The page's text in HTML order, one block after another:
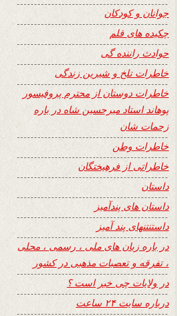
جوانان و کودکان
چکیده های قلم
حوادث راننده گی
خاطرات تلخ و شیرین زندگی
خاطرات دوستان از محترم پروفیسور
پوهاند استاد میرحسین شاه در باره
زحمات شان
خاطرات وطن
خاطراتی از فرهیختگان
داستان
داستان های پندآمیز
داستنتنهای پند آمیز
در باره زبان های ملی ، رسمی ، محلی
، تفرقه و تعصبات مذهبی در کشور
در ولایات چی خبر است ؟
درباره سایت ۲۴ ساعت